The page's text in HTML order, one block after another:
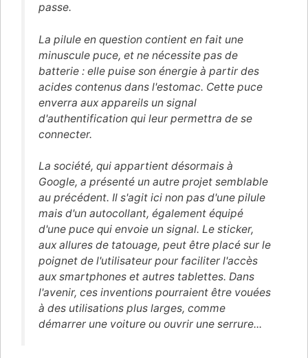
passe.
La pilule en question contient en fait une
minuscule puce, et ne nécessite pas de
batterie : elle puise son énergie à partir des
acides contenus dans l'estomac. Cette puce
enverra aux appareils un signal
d'authentification qui leur permettra de se
connecter.
La société, qui appartient désormais à
Google, a présenté un autre projet semblable
au précédent. Il s'agit ici non pas d'une pilule
mais d'un autocollant, également équipé
d'une puce qui envoie un signal. Le sticker,
aux allures de tatouage, peut être placé sur le
poignet de l'utilisateur pour faciliter l'accès
aux smartphones et autres tablettes. Dans
l'avenir, ces inventions pourraient être vouées
à des utilisations plus larges, comme
démarrer une voiture ou ouvrir une serrure...